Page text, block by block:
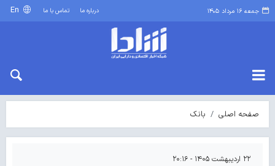
جمعه ۱۶ مرداد ۱۴۰۵ درباره ما تماس با ما
صفحه اصلی بانک
۲۲ اردیبهشت ۱۴۰۵ - ۲۰:۱۶